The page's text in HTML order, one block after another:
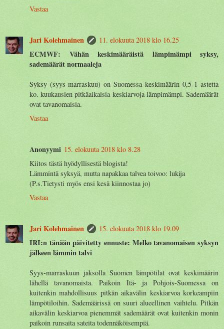
Vastaa
Jari Kolehmainen 11. elokuuta 2018 klo 16.25
ECMWF: Vähän keskimääräistä lämpimämpi syksy,
sademäärät normaaleja
Syksy (syys-marraskuu) on Suomessa keskimäärin 0,5-1 astetta
ko. kuukausien pitkäaikaisia keskiarvoja lämpimämpi. Sademäärät
ovat tavanomaisia.
Vastaa
Anonyymi 15. elokuuta 2018 klo 8.28
Kiitos tästä hyödyllisestä blogista!
Lämmintä syksyä, mutta napakkaa talvea toivoo: lukija
(P.s.Tietysti myös ensi kesä kiinnostaa jo)
Vastaa
Jari Kolehmainen 15. elokuuta 2018 klo 19.09
IRI:n tänään päivitetty ennuste: Melko tavanomaisen syksyn
jälkeen lämmin talvi
Syys-marraskuun jaksolla Suomen lämpötilat ovat keskimäärin
lähellä tavanomaista. Paikoin Itä- ja Pohjois-Suomessa on
kuitenkin mahdollisuus pitkän aikavälin keskiarvoa korkeampiin
lämpötiloihin. Sademäärissä on suuri alueellinen vaihtelu. Pitkän
aikavälin keskiarvoa pienemmät sademäärät ovat kuitenkin monin
paikoin runsaita sateita todennäköisempiä.